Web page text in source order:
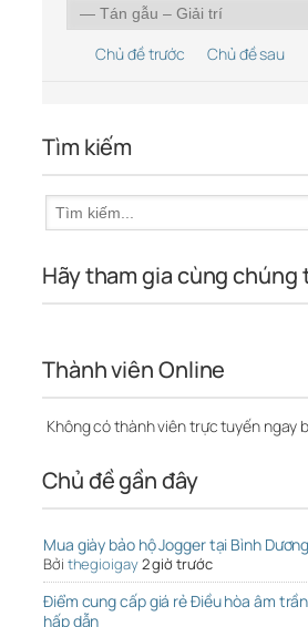
Chủ đề trước Chủ đề sau
Tìm kiếm
Hãy tham gia cùng chúng
Thành viên Online
Không có thành viên trực tuyến ngay
Chủ đề gần đây
Mua giày bảo hộ Jogger tại Bình
Bởi thegioigay2 giờ trước
Điểm cung cấp giá rẻ Điều hòa âm
hấp dẫn